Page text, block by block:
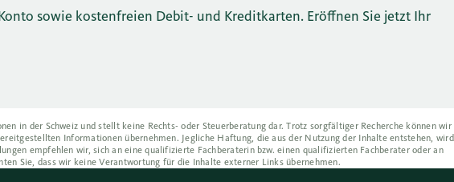
sowie kostenfreien Debit- und Kreditkarten. Eröffnen Sie jetzt Ihr
in der Schweiz und stellt keine Rechts- oder Steuerberatung dar. Trotz sorgfältiger Recherche können wir
Informationen übernehmen. Jegliche Haftung, die aus der Nutzung der Inhalte entstehen, wird
empfehlen wir, sich an eine qualifizierte Fachberaterin bzw. einen qualifizierten Fachberater oder an
Sie, dass wir keine Verantwortung für die Inhalte externer Links übernehmen.